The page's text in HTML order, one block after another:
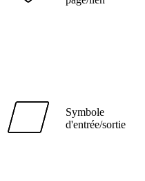
Symbole
d'entrée/sortie